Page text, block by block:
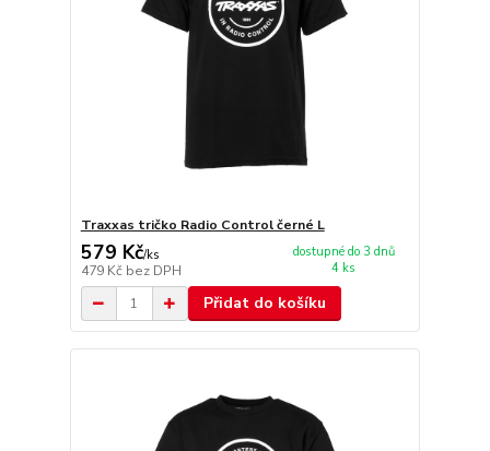
Traxxas tričko Radio Control černé L
579 Kč/ks
479 Kč bez DPH
dostupné do 3 dnů
4 ks
Přidat do košíku